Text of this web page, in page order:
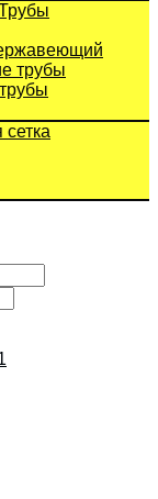
сетка